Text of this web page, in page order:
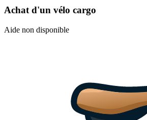
Achat d'un vélo cargo
Aide non disponible